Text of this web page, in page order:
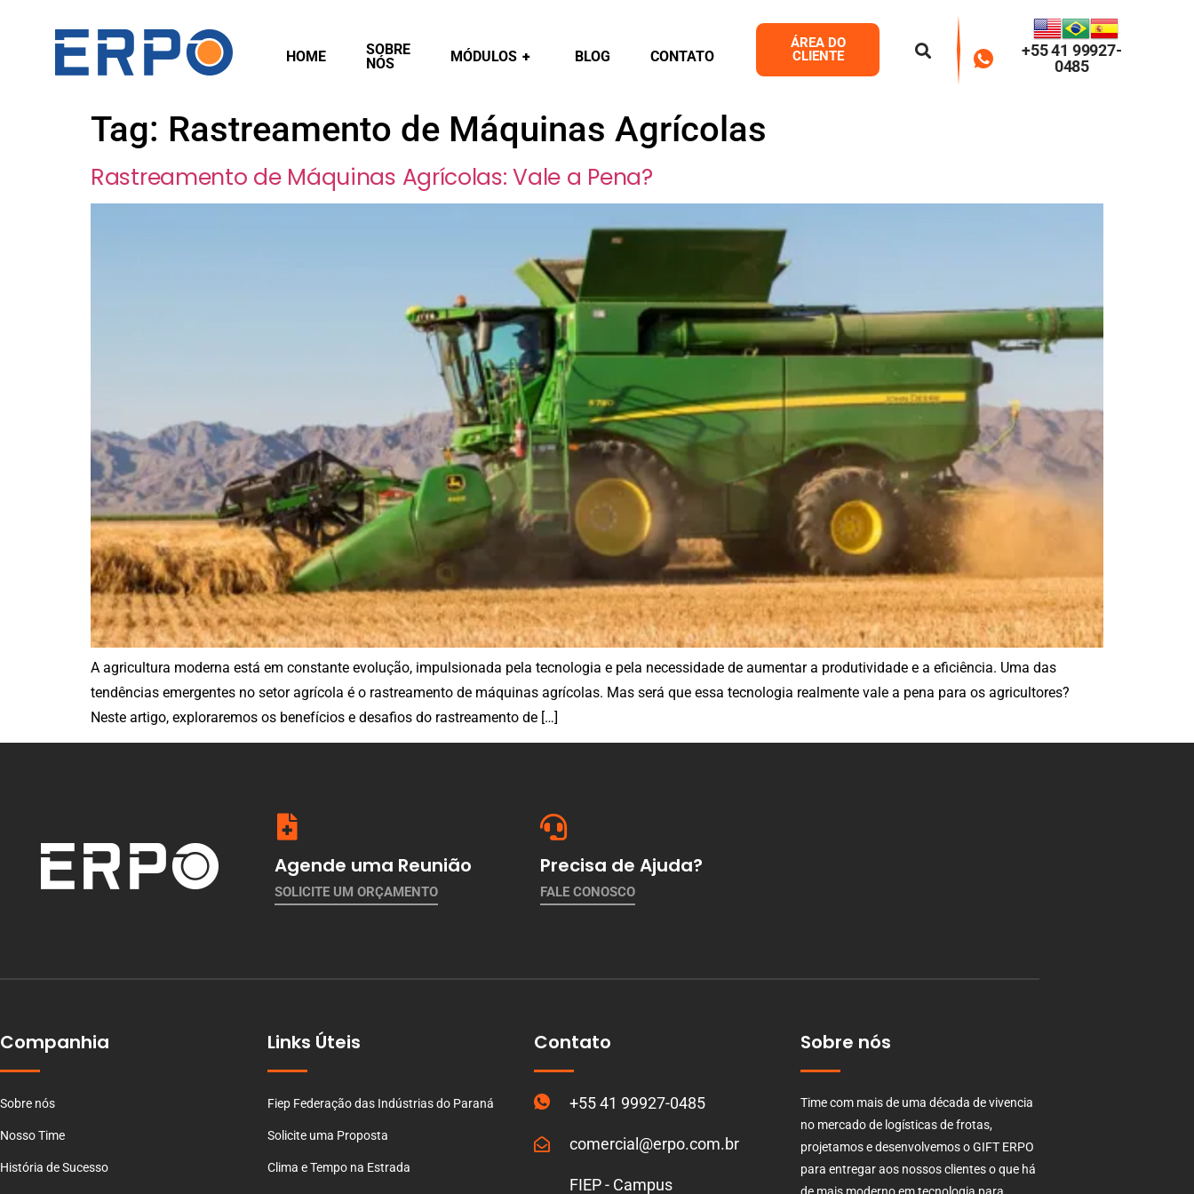
HOME
SOBRE
NÓS
MÓDULOS + BLOG CONTATO
ÁREA DO
CLIENTE
+55 41 99927-
0485
Tag: Rastreamento de Máquinas Agrícolas
Rastreamento de Máquinas Agrícolas: Vale a Pena?
A agricultura moderna está em constante evolução, impulsionada pela tecnologia e pela necessidade de aumentar a produtividade e a eficiência. Uma das
tendências emergentes no setor agrícola é o rastreamento de máquinas agrícolas. Mas será que essa tecnologia realmente vale a pena para os agricultores?
Neste artigo, exploraremos os benefícios e desafios do rastreamento de […]
Agende uma Reunião
SOLICITE UM ORÇAMENTO
Precisa de Ajuda?
FALE CONOSCO
Companhia
Sobre nós
Nosso Time
História de Sucesso
Links Úteis
Fiep Federação das Indústrias do Paraná
Solicite uma Proposta
Clima e Tempo na Estrada
Contato
+55 41 99927-0485
comercial@erpo.com.br
FIEP - Campus
Sobre nós
Time com mais de uma década de vivencia
no mercado de logísticas de frotas,
projetamos e desenvolvemos o GIFT ERPO
para entregar aos nossos clientes o que há